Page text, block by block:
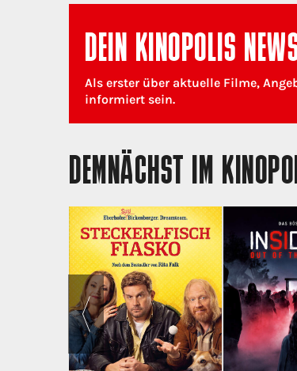
DEIN KINOPOLIS
Als erster über aktuelle Filme,
informiert sein.
DEMNÄCHST IM